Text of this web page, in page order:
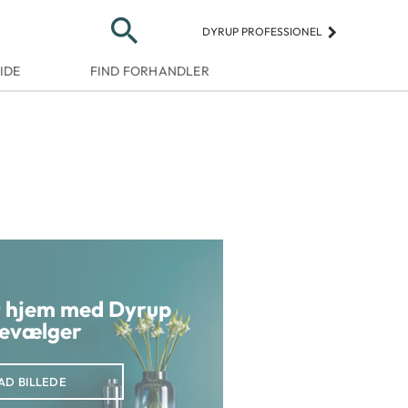
search DYRUP PROFESSIONELkeyboard_arrow_right
FIND FORHANDLER
med Dyrup
BILLEDE